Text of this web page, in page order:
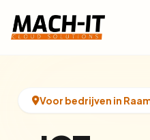
Voor bedrijven in